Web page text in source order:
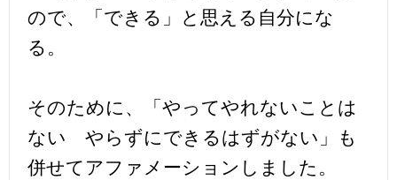
ので、「できる」と思える自分にな
る。
そのために、「やってやれないことは
ない やらずにできるはずがない」も
併せてアファメーションしました。